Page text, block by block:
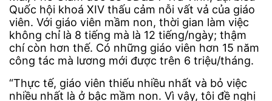
Quốc hội khoá XIV thấu cảm nỗi vất vả của giáo
viên. Với giáo viên mầm non, thời gian làm việc
không chỉ là 8 tiếng mà là 12 tiếng/ngày; thậm
chí còn hơn thế. Có những giáo viên hơn 15 năm
công tác mà lương mới được trên 6 triệu/tháng.
“Thực tế, giáo viên thiếu nhiều nhất và bỏ việc
nhiều nhất là ở bậc mầm non. Vì vậy, tôi đề nghị